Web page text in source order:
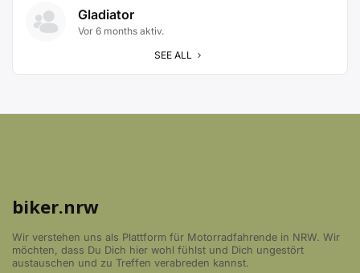
Gladiator
Vor 6 months aktiv.
SEE ALL
biker.nrw
Wir verstehen uns als Plattform für Motorradfahrende in NRW. Wir
möchten, dass Du Dich hier wohl fühlst und Dich ungestört
austauschen und zu Treffen verabreden kannst.